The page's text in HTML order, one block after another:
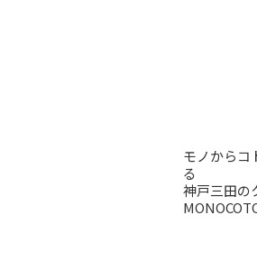
モノからコ
る
神戸三田の